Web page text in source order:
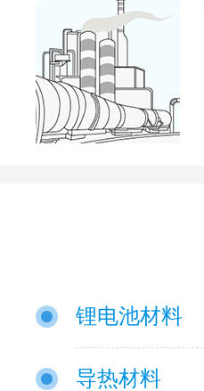
锂电池材料
导热材料